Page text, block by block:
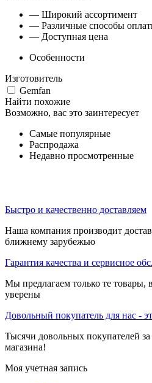
— Широкий ассортимент
— Различные способы
— Доступная цена
Особенности
Изготовитель
Gemfan
Найти похожие
Возможно, вас это заинтересует
Самые популярные
Распродажа
Недавно просмотренные
Быстро и качественно доставляем
Наша компания производит
ближнему зарубежью
Гарантия качества и сервисное
Мы предлагаем только те товары,
уверены
Довольный покупатель для нас -
Тысячи довольных покупателей
магазина!
Моя учетная запись